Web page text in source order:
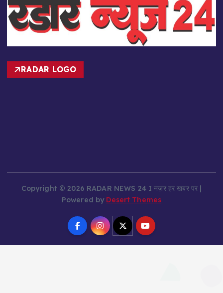
RADAR LOGO
Copyright © 2026 RADAR NEWS 24 I नज़र हर खबर पर |
Powered by Desert Themes